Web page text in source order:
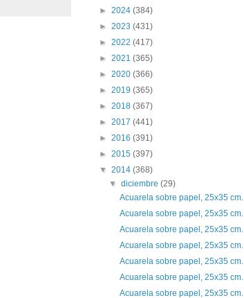
► 2024 (384)
► 2023 (431)
► 2022 (417)
► 2021 (365)
► 2020 (366)
► 2019 (365)
► 2018 (367)
► 2017 (441)
► 2016 (391)
► 2015 (397)
▼ 2014 (368)
▼diciembre(29)
Acuarela sobre papel, 25x35 cm.
Acuarela sobre papel, 25x35 cm.
Acuarela sobre papel, 25x35 cm.
Acuarela sobre papel, 25x35 cm.
Acuarela sobre papel, 25x35 cm.
Acuarela sobre papel, 25x35 cm.
Acuarela sobre papel, 25x35 cm.